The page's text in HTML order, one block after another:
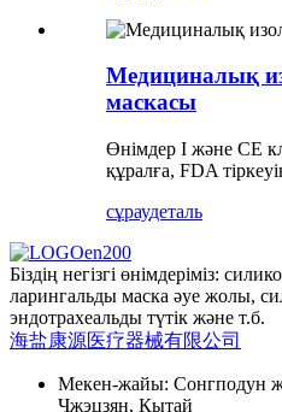
Медициналық
маскасы
Өнімдер I және CE
құралға, FDA
сұраудеталь
Біздің негізгі өнімдеріміз:
ларингальды маска әуе жолы,
эндотрахеальды түтік және т.б.
海盐康源医疗器械有限公司
Мекен-жайы: Сонгподун
Чжэцзян, Қытай